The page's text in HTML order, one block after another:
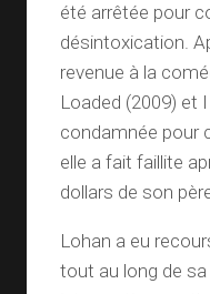
été arrêtée pour
désintoxication.
revenue à la
Loaded (2009) et
condamnée pour
elle a fait faillite
dollars de son
Lohan a eu
tout au long de sa